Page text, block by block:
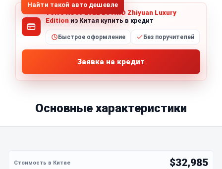
Найти такой авто дешевле
Volvo XC60 2022 B5 AWD Zhiyuan Luxury
Edition из Китая купить в кредит
Быстрое оформление Без поручителей
Заявка на кредит
Основные характеристики
$32,985